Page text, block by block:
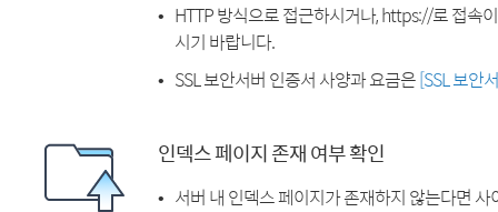
HTTP 방식으로 접근하시거나, https://로 접속
시기 바랍니다.
SSL 보안서버 인증서 사양과 요금은[SSL 보안
인덱스 페이지 존재 여부 확인
서버 내 인덱스 페이지가 존재하지 않는다면